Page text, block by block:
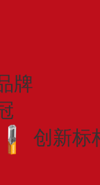
牌
创新标